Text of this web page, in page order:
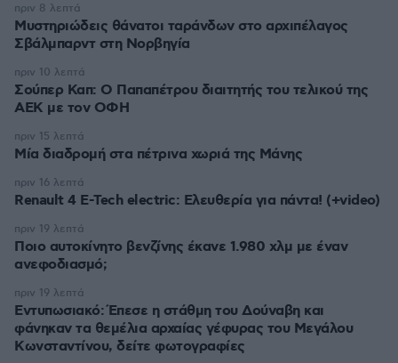
Μυστηριώδεις θάνατοι ταράνδων στο αρχιπέλαγος
Σβάλμπαρντ στη Νορβηγία
πριν 8 λεπτά
Σούπερ Καπ: Ο Παπαπέτρου διαιτητής του τελικού της
ΑΕΚ με τον ΟΦΗ
πριν 10 λεπτά
Μία διαδρομή στα πέτρινα χωριά της Μάνης
πριν 15 λεπτά
Renault 4 E-Tech electric: Ελευθερία για πάντα! (+video)
πριν 16 λεπτά
Ποιο αυτοκίνητο βενζίνης έκανε 1.980 χλμ με έναν
ανεφοδιασμό;
πριν 19 λεπτά
Εντυπωσιακό: Έπεσε η στάθμη του Δούναβη και
φάνηκαν τα θεμέλια αρχαίας γέφυρας του Μεγάλου
Κωνσταντίνου, δείτε φωτογραφίες
πριν 19 λεπτά